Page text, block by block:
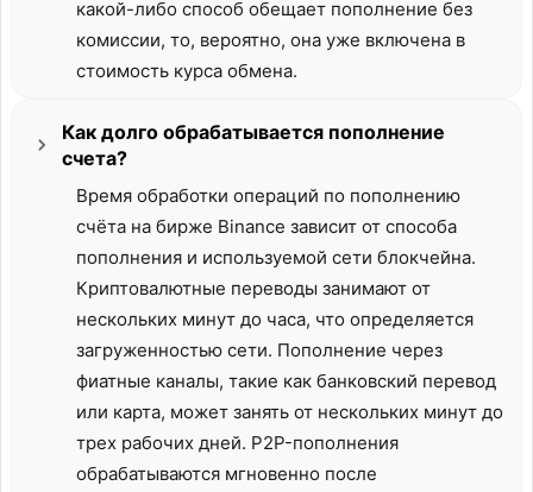
какой-либо способ обещает пополнение без
комиссии, то, вероятно, она уже включена в
стоимость курса обмена.
Как долго обрабатывается пополнение
счета?
Время обработки операций по пополнению
счёта на бирже Binance зависит от способа
пополнения и используемой сети блокчейна.
Криптовалютные переводы занимают от
нескольких минут до часа, что определяется
загруженностью сети. Пополнение через
фиатные каналы, такие как банковский перевод
или карта, может занять от нескольких минут до
трех рабочих дней. P2P-пополнения
обрабатываются мгновенно после